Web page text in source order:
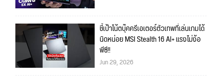
ชี้เป้าโน้ตบุ๊คครีเอเตอร์ตัวเทพที่เล่นเกมได้
นิดหน่อย MSI Stealth 16 AI+ แรงไม่ง้อ
พีซี!!
Jun 29, 2026